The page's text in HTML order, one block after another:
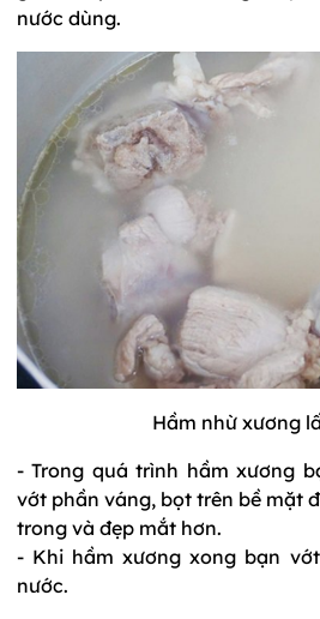
nước dùng.
Hầm nhừ xương
- Trong quá trình hầm xương
vớt phần váng, bọt trên bề mặt
trong và đẹp mắt hơn.
- Khi hầm xương xong bạn
nước.